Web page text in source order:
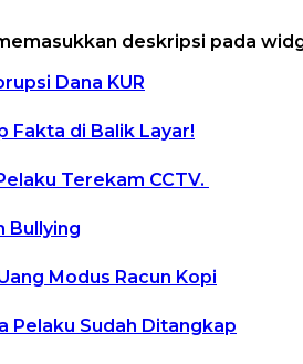
deskripsi pada
Dana KUR
Fakta di Balik Layar!
Terekam CCTV.
Bullying
Modus Racun Kopi
Pelaku Sudah Ditangkap